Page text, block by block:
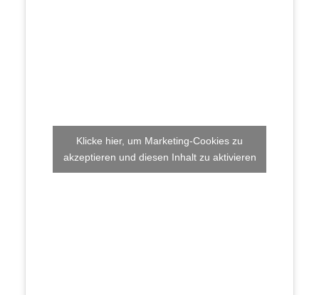
Klicke hier, um Marketing-Cookies zu
akzeptieren und diesen Inhalt zu aktivieren